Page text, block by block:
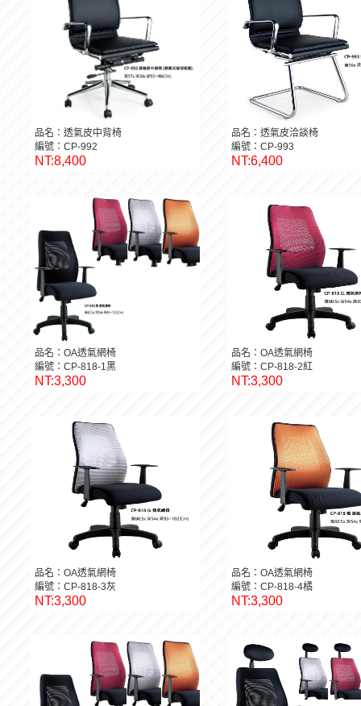
品名：透氣皮中背椅
編號：CP-992
NT:8,400
品名：透氣皮洽談椅
編號：CP-993
NT:6,400
品名：OA透氣網椅
編號：CP-818-1黑
NT:3,300
品名：OA透氣網椅
編號：CP-818-2紅
NT:3,300
品名：OA透氣網椅
編號：CP-818-3灰
NT:3,300
品名：OA透氣網椅
編號：CP-818-4橘
NT:3,300